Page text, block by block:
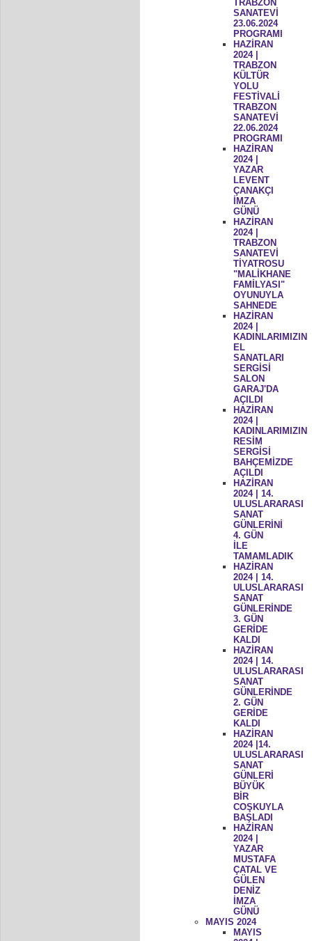
TRABZON
SANATEVİ
23.06.2024
PROGRAMI
HAZİRAN
2024 |
TRABZON
KÜLTÜR
YOLU
FESTİVALİ
TRABZON
SANATEVİ
22.06.2024
PROGRAMI
HAZİRAN
2024 |
YAZAR
LEVENT
ÇANAKÇI
İMZA
GÜNÜ
HAZİRAN
2024 |
TRABZON
SANATEVİ
TİYATROSU
"MALİKHANE
FAMİLYASI"
OYUNUYLA
SAHNEDE
HAZİRAN
2024 |
KADINLARIMIZIN
EL
SANATLARI
SERGİSİ
SALON
GARAJ'DA
AÇILDI
HAZİRAN
2024 |
KADINLARIMIZIN
RESİM
SERGİSİ
BAHÇEMİZDE
AÇILDI
HAZİRAN
2024 | 14.
ULUSLARARASI
SANAT
GÜNLERİNİ
4. GÜN
İLE
TAMAMLADIK
HAZİRAN
2024 | 14.
ULUSLARARASI
SANAT
GÜNLERİNDE
3. GÜN
GERİDE
KALDI
HAZİRAN
2024 | 14.
ULUSLARARASI
SANAT
GÜNLERİNDE
2. GÜN
GERİDE
KALDI
HAZİRAN
2024 |14.
ULUSLARARASI
SANAT
GÜNLERİ
BÜYÜK
BİR
COŞKUYLA
BAŞLADI
HAZİRAN
2024 |
YAZAR
MUSTAFA
ÇATAL VE
GÜLEN
DENİZ
İMZA
GÜNÜ
MAYIS 2024
MAYIS